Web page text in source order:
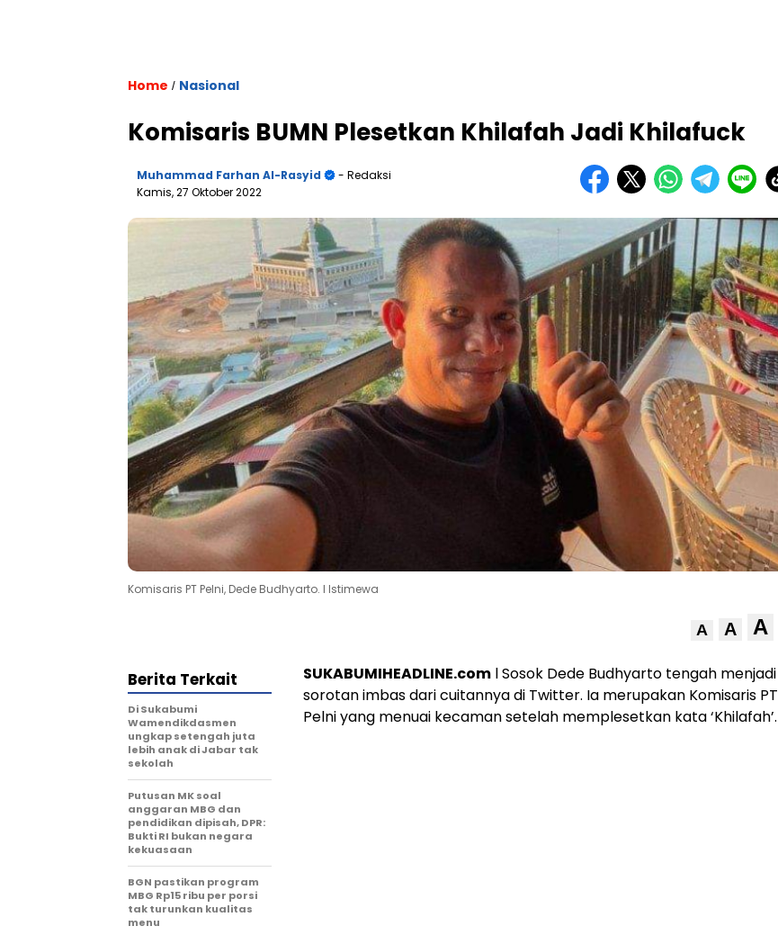
Home / Nasional
Komisaris BUMN Plesetkan Khilafah Jadi Khilafuck
Muhammad Farhan Al-Rasyid
- Redaksi
Kamis, 27 Oktober 2022
Komisaris PT Pelni, Dede Budhyarto. l Istimewa
A A A
SUKABUMIHEADLINE.com l Sosok Dede Budhyarto tengah menjadi
sorotan imbas dari cuitannya di Twitter. Ia merupakan Komisaris PT
Pelni yang menuai kecaman setelah memplesetkan kata ‘Khilafah’.
Berita Terkait
Di Sukabumi
Wamendikdasmen
ungkap setengah juta
lebih anak di Jabar tak
sekolah
Putusan MK soal
anggaran MBG dan
pendidikan dipisah, DPR:
Bukti RI bukan negara
kekuasaan
BGN pastikan program
MBG Rp15 ribu per porsi
tak turunkan kualitas
menu